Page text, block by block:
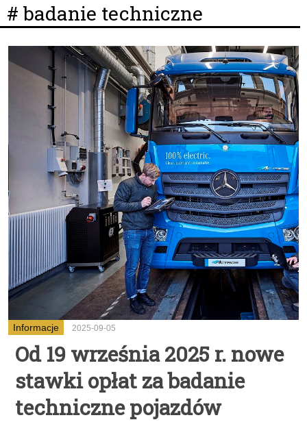
# badanie techniczne
Informacje 2025-09-05
Od 19 września 2025 r. nowe
stawki opłat za badanie
techniczne pojazdów